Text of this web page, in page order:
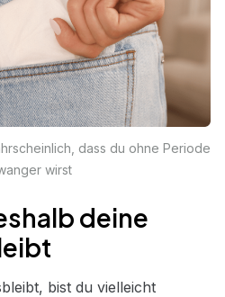
dass du ohne Periode
wirst
deine
bist du vielleicht